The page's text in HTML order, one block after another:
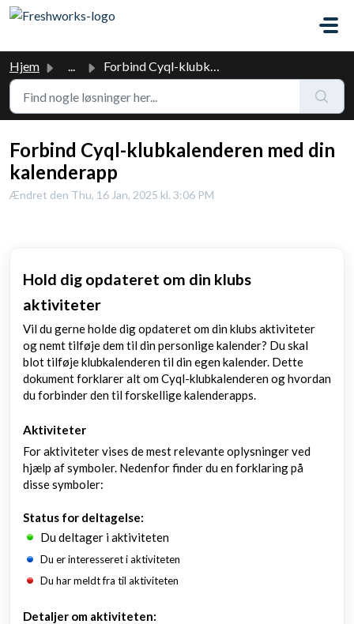
Gå til hovedindhold
Hjem ... Forbind Cyql-klubkalenderen med din kalenderapp
Forbind Cyql-klubkalenderen med din
kalenderapp
Ændret den Thu, 16 Jan, 2025 kl. 3:06 PM
Hold dig opdateret om din klubs
aktiviteter
Vil du gerne holde dig opdateret om din klubs aktiviteter
og nemt tilføje dem til din personlige kalender? Du skal
blot tilføje klubkalenderen til din egen kalender. Dette
dokument forklarer alt om Cyql-klubkalenderen og hvordan
du forbinder den til forskellige kalenderapps.
Aktiviteter
For aktiviteter vises de mest relevante oplysninger ved
hjælp af symboler. Nedenfor finder du en forklaring på
disse symboler:
Status for deltagelse:
Du deltager i aktiviteten
Du er interesseret i aktiviteten
Du har meldt fra til aktiviteten
Detaljer om aktiviteten: